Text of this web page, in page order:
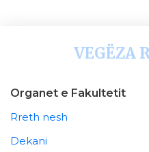
VEGËZA
Organet e Fakultetit
Rreth nesh
Dekani